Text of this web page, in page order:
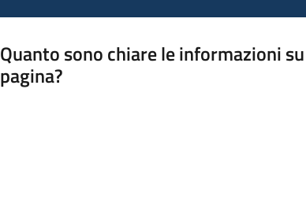
Quanto sono chiare le informazioni
pagina?